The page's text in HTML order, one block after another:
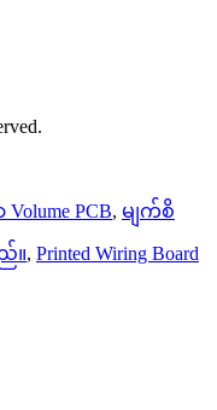
Volume PCB, မျက်စိ
။, Printed Wiring Board